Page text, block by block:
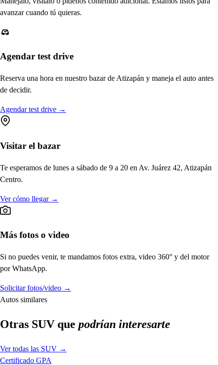
avanzar cuando tú quieras.
Agendar test drive
Reserva una hora en nuestro bazar de Atizapán y maneja el auto antes
de decidir.
Agendar test drive →
Visitar el bazar
Te esperamos de lunes a sábado de 9 a 20 en Av. Juárez 42, Atizapán
Centro.
Ver cómo llegar →
Más fotos o video
Si no puedes venir, te mandamos fotos extra, video 360° y del motor
por WhatsApp.
Solicitar fotos/video →
Autos similares
Otras SUV que podrían interesarte
Ver todas las SUV →
Certificado GPA